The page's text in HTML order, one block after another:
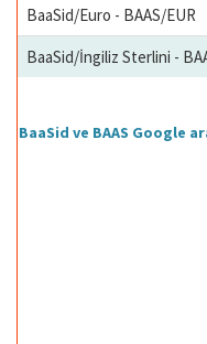
BaaSid/Euro - BAAS/EUR
BaaSid/İngiliz Sterlini -
BaaSid ve BAAS Google